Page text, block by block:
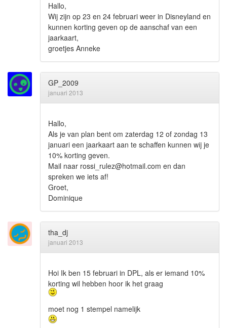
Hallo,
Wij zijn op 23 en 24 februari weer in Disneyland en
kunnen korting geven op de aanschaf van een
jaarkaart,
groetjes Anneke
GP_2009
januari 2013
Hallo,
Als je van plan bent om zaterdag 12 of zondag 13
januari een jaarkaart aan te schaffen kunnen wij je
10% korting geven.
Mail naar rossi_rulez@hotmail.com en dan
spreken we iets af!
Groet,
Dominique
tha_dj
januari 2013
Hoi Ik ben 15 februari in DPL, als er iemand 10%
korting wil hebben hoor ik het graag
moet nog 1 stempel namelijk